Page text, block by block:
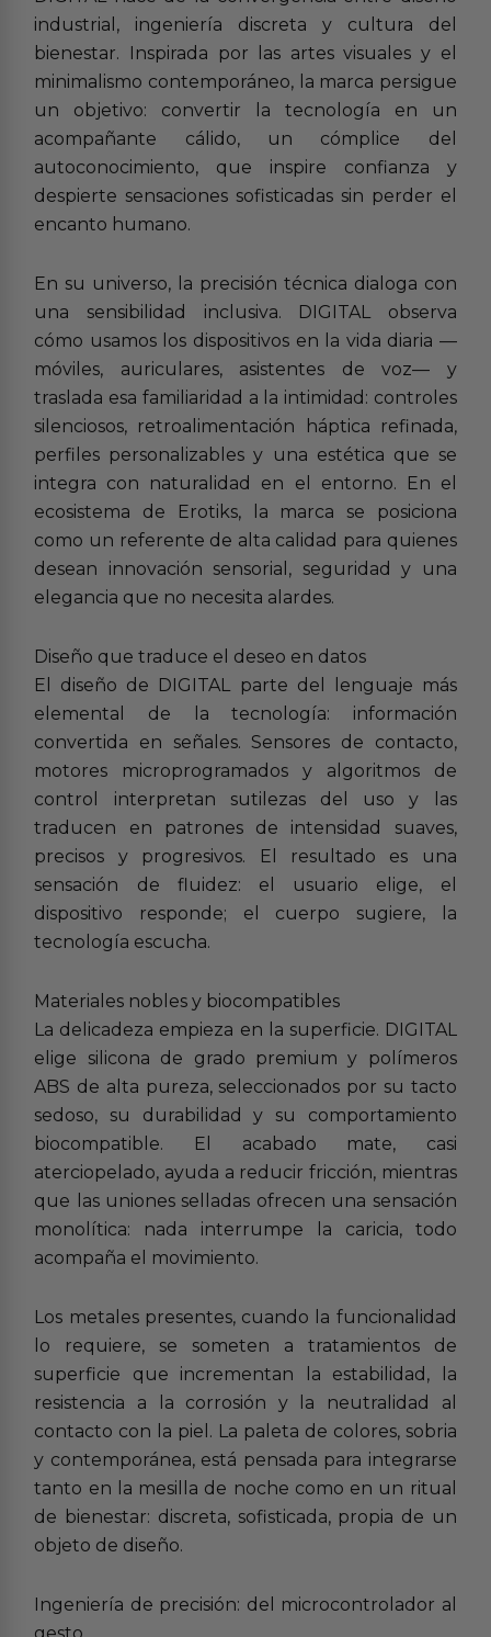
industrial, ingeniería discreta y cultura del
bienestar. Inspirada por las artes visuales y el
minimalismo contemporáneo, la marca persigue
un objetivo: convertir la tecnología en un
acompañante cálido, un cómplice del
autoconocimiento, que inspire confianza y
despierte sensaciones sofisticadas sin perder el
encanto humano.
En su universo, la precisión técnica dialoga con
una sensibilidad inclusiva. DIGITAL observa
cómo usamos los dispositivos en la vida diaria —
móviles, auriculares, asistentes de voz— y
traslada esa familiaridad a la intimidad: controles
silenciosos, retroalimentación háptica refinada,
perfiles personalizables y una estética que se
integra con naturalidad en el entorno. En el
ecosistema de Erotiks, la marca se posiciona
como un referente de alta calidad para quienes
desean innovación sensorial, seguridad y una
elegancia que no necesita alardes.
Diseño que traduce el deseo en datos
El diseño de DIGITAL parte del lenguaje más
elemental de la tecnología: información
convertida en señales. Sensores de contacto,
motores microprogramados y algoritmos de
control interpretan sutilezas del uso y las
traducen en patrones de intensidad suaves,
precisos y progresivos. El resultado es una
sensación de fluidez: el usuario elige, el
dispositivo responde; el cuerpo sugiere, la
tecnología escucha.
Materiales nobles y biocompatibles
La delicadeza empieza en la superficie. DIGITAL
elige silicona de grado premium y polímeros
ABS de alta pureza, seleccionados por su tacto
sedoso, su durabilidad y su comportamiento
biocompatible. El acabado mate, casi
aterciopelado, ayuda a reducir fricción, mientras
que las uniones selladas ofrecen una sensación
monolítica: nada interrumpe la caricia, todo
acompaña el movimiento.
Los metales presentes, cuando la funcionalidad
lo requiere, se someten a tratamientos de
superficie que incrementan la estabilidad, la
resistencia a la corrosión y la neutralidad al
contacto con la piel. La paleta de colores, sobria
y contemporánea, está pensada para integrarse
tanto en la mesilla de noche como en un ritual
de bienestar: discreta, sofisticada, propia de un
objeto de diseño.
Ingeniería de precisión: del microcontrolador al